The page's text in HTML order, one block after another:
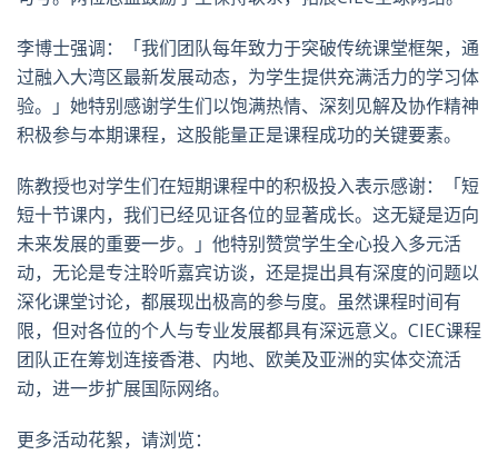
李博士强调：「我们团队每年致力于突破传统课堂框架，通
过融入大湾区最新发展动态，为学生提供充满活力的学习体
验。」她特别感谢学生们以饱满热情、深刻见解及协作精神
积极参与本期课程，这股能量正是课程成功的关键要素。
陈教授也对学生们在短期课程中的积极投入表示感谢：「短
短十节课内，我们已经见证各位的显著成长。这无疑是迈向
未来发展的重要一步。」他特别赞赏学生全心投入多元活
动，无论是专注聆听嘉宾访谈，还是提出具有深度的问题以
深化课堂讨论，都展现出极高的参与度。虽然课程时间有
限，但对各位的个人与专业发展都具有深远意义。CIEC课程
团队正在筹划连接香港、内地、欧美及亚洲的实体交流活
动，进一步扩展国际网络。
更多活动花絮，请浏览：